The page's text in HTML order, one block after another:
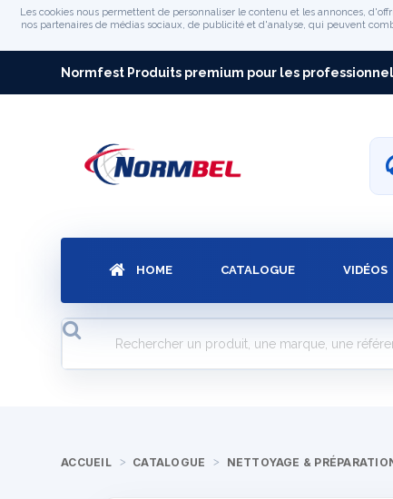
Les cookies nous permettent de personnaliser le contenu et les annonces,
nos partenaires de médias sociaux, de publicité et d'analyse, qui peuvent
Normfest Produits premium pour les
HOME CATALOGUE VIDÉOS
ACCUEIL CATALOGUE NETTOYAGE &